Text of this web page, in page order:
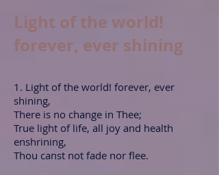
Light of the world!
forever, ever shining
1. Light of the world! forever, ever
shining,
There is no change in Thee;
True light of life, all joy and health
enshrining,
Thou canst not fade nor flee.